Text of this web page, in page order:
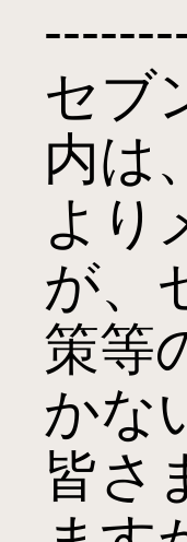
セブ
内は
より
が、
策等
かな
皆さ